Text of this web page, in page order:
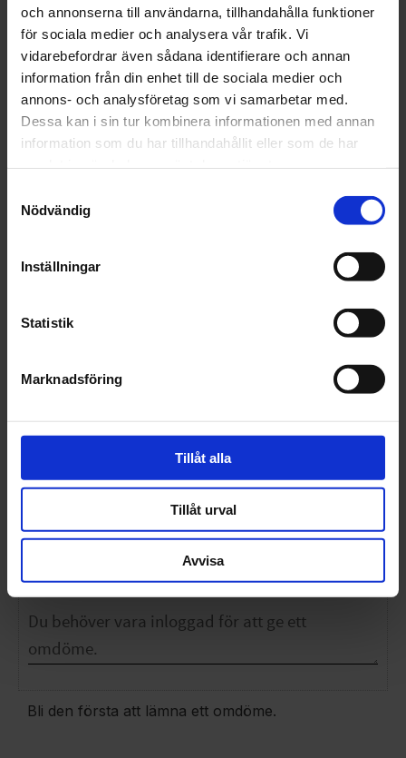
och annonserna till användarna, tillhandahålla funktioner
för sociala medier och analysera vår trafik. Vi
vidarebefordrar även sådana identifierare och annan
information från din enhet till de sociala medier och
annons- och analysföretag som vi samarbetar med.
Dessa kan i sin tur kombinera informationen med annan
information som du har tillhandahållit eller som de har
Nödvändig
Inställningar
Statistik
Marknadsföring
Tillåt alla
Tillåt urval
Avvisa
Storlek 9 Rullskidhandskar LillSport = L
Storlek 9 Längdskidhandskar LillSport Legend
Thermo= XL
Storlek 10 Rullskidhandskar LillSport = XL
Storlek 10 Längdskidhandskar LillSport Legend
Thermo= XXL
Rullskidstav
140
M
155
L
165
XL
Bli den första att lämna ett omdöme.